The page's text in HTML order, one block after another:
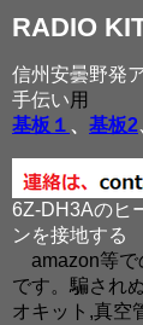
RADIO
信州安曇野発
手伝い用
基板１ 、 基板2
6Z-DH3Aのヒ
ンを接地する
amazon等で
です。騙され
オキット,真空